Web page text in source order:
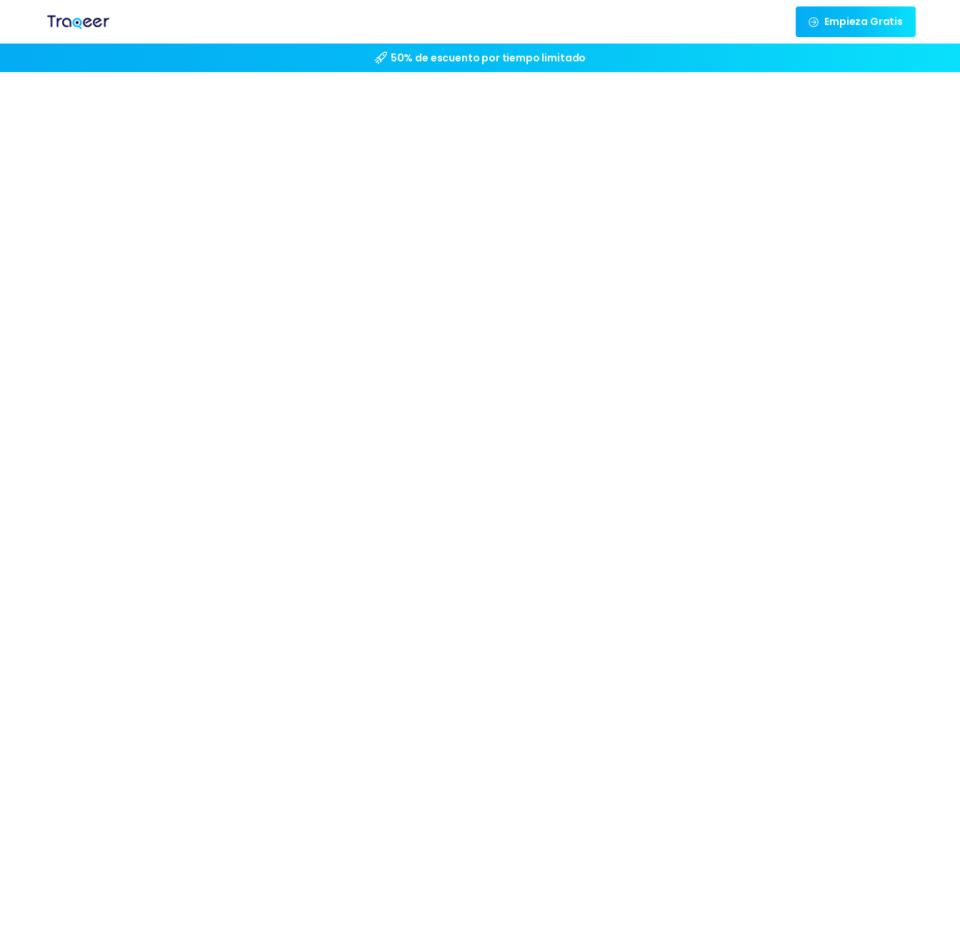
Empieza Gratis
50% de escuento por tiempo limitado